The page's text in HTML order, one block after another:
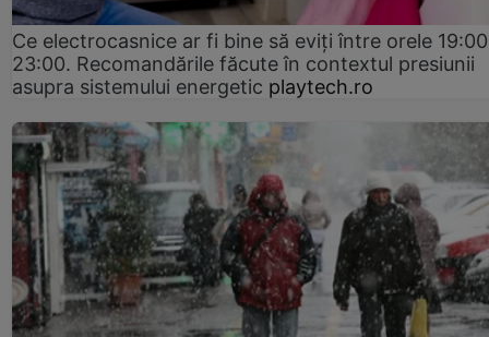
Ce electrocasnice ar fi bine să eviți între orele
23:00. Recomandările făcute în contextul presiunii
asupra sistemului energetic playtech.ro